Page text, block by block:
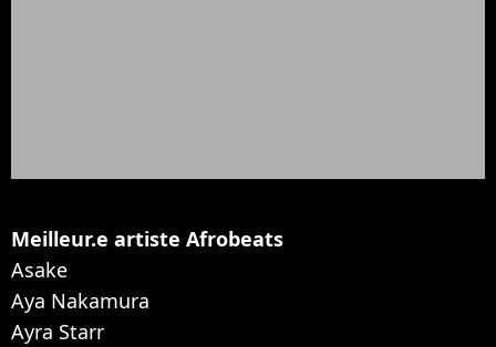
Meilleur.e artiste Afrobeats
Asake
Aya Nakamura
Ayra Starr